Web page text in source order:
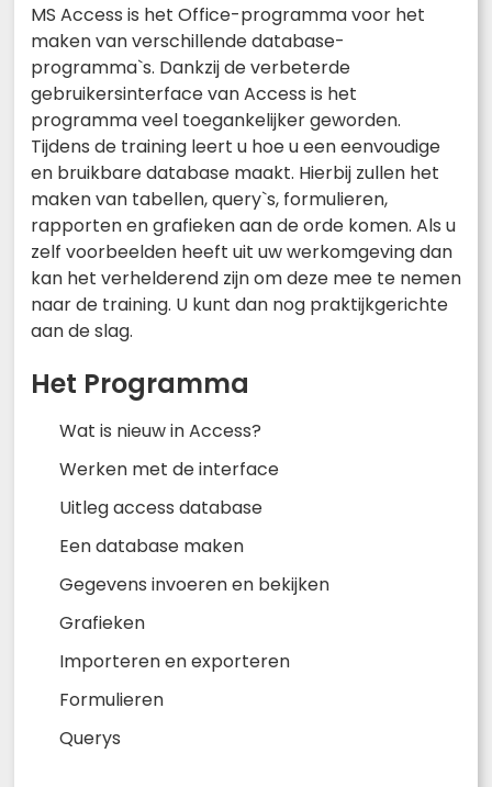
MS Access is het Office-programma voor het
maken van verschillende database-
programma`s. Dankzij de verbeterde
gebruikersinterface van Access is het
programma veel toegankelijker geworden.
Tijdens de training leert u hoe u een eenvoudige
en bruikbare database maakt. Hierbij zullen het
maken van tabellen, query`s, formulieren,
rapporten en grafieken aan de orde komen. Als u
zelf voorbeelden heeft uit uw werkomgeving dan
kan het verhelderend zijn om deze mee te nemen
naar de training. U kunt dan nog praktijkgerichte
aan de slag.
Het Programma
Wat is nieuw in Access?
Werken met de interface
Uitleg access database
Een database maken
Gegevens invoeren en bekijken
Grafieken
Importeren en exporteren
Formulieren
Querys